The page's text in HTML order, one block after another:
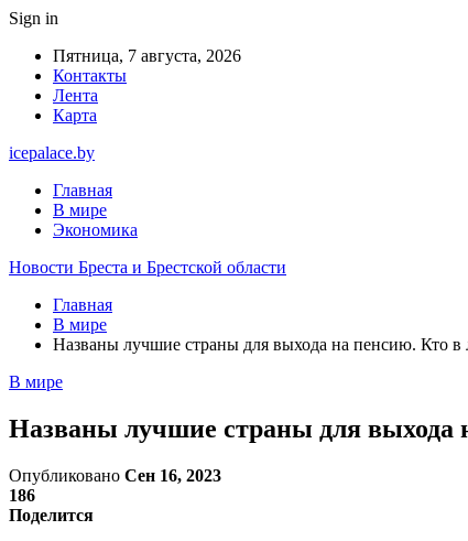
Sign in
Пятница, 7 августа, 2026
Контакты
Лента
Карта
icepalace.by
Главная
В мире
Экономика
Новости Бреста и Брестской области
Главная
В мире
Названы лучшие страны для выхода на пенсию. Кто в
В мире
Названы лучшие страны для выхода
Опубликовано Сен 16, 2023
186
Поделится